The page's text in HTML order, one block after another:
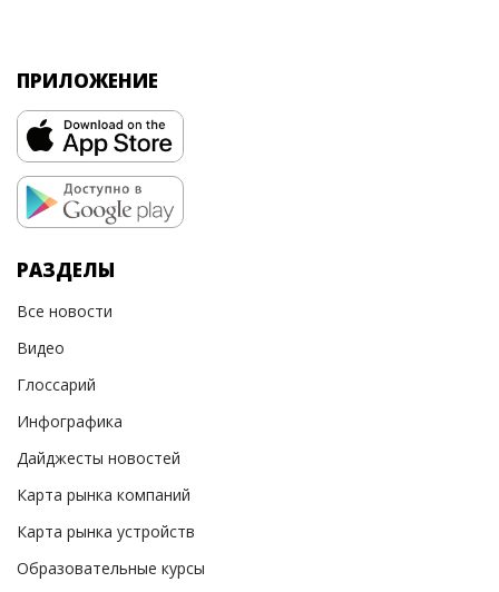
ПРИЛОЖЕНИЕ
РАЗДЕЛЫ
Все новости
Видео
Глоссарий
Инфографика
Дайджесты новостей
Карта рынка компаний
Карта рынка устройств
Образовательные курсы